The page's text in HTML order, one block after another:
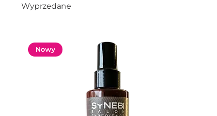
Wyprzedane
Nowy